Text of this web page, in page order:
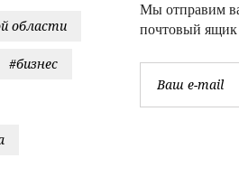
Мы отправим
почтовый ящик
области
#бизнес